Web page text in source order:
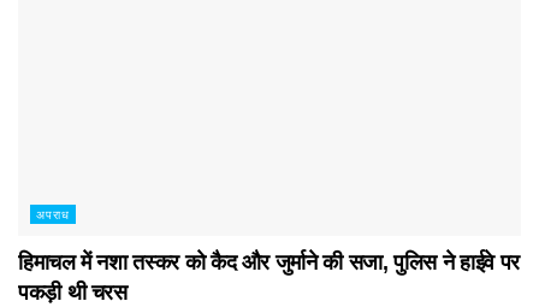
अपराध
हिमाचल में नशा तस्कर काे कैद और जुर्माने की सजा, पुलिस ने हाईवे पर
पकड़ी थी चरस